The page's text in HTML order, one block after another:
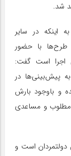
شد.
اینکه در سایر
طرح‌ها با حضور
اجرا است گفت:
پیش‌بینی‌ها در
و باوجود بارش
مطلوب و مساعدی
است و